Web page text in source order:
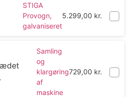
STIGA
Provogn,
galvaniseret
5.299,00 kr.
Samling
og
klargøring
af
maskine
729,00 kr.